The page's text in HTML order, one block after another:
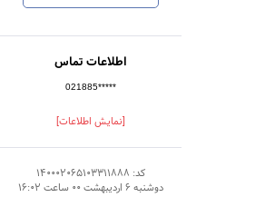
اطلاعات تماس
021885*****
[نمایش اطلاعات]
کد: 140002065103311888
دوشنبه 6 اردیبهشت 00 ساعت 16:02